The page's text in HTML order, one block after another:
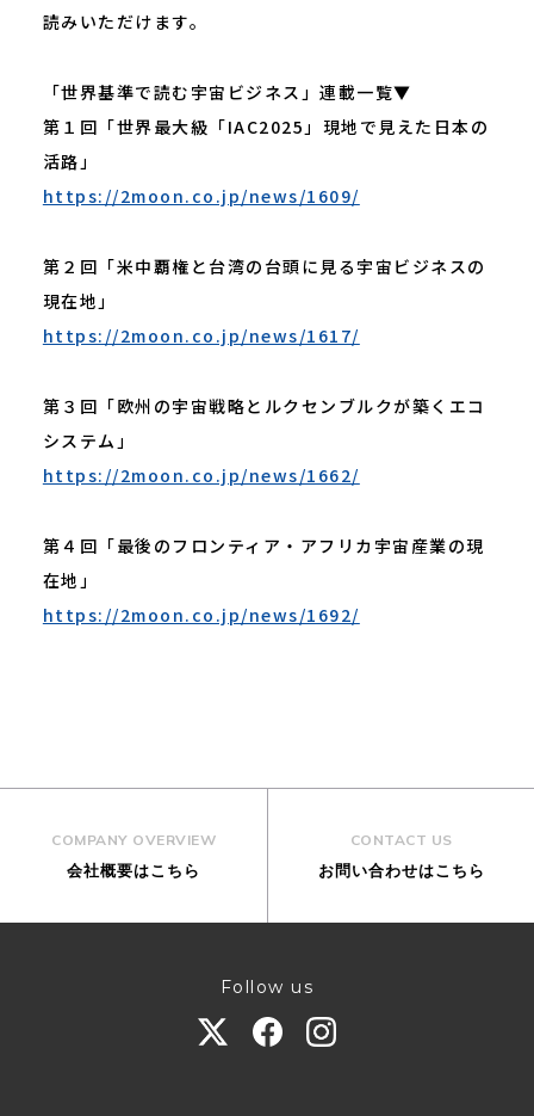
読みいただけます。
「世界基準で読む宇宙ビジネス」連載一覧▼
第１回「世界最大級「IAC2025」現地で見えた日本の
活路」
https://2moon.co.jp/news/1609/
第２回「米中覇権と台湾の台頭に見る宇宙ビジネスの
現在地」
https://2moon.co.jp/news/1617/
第３回「欧州の宇宙戦略とルクセンブルクが築くエコ
システム」
https://2moon.co.jp/news/1662/
第４回「最後のフロンティア・アフリカ宇宙産業の現
在地」
https://2moon.co.jp/news/1692/
COMPANY OVERVIEW
会社概要はこちら
CONTACT US
お問い合わせはこちら
Follow us